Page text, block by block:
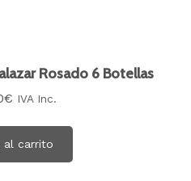
Rosado 6 Botellas
€ IVA Inc.
al carrito